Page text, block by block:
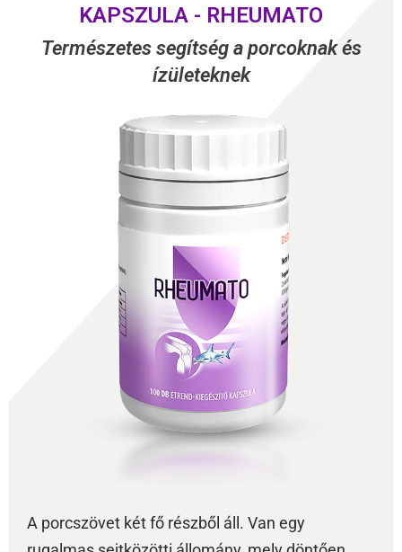
KAPSZULA - RHEUMATO
Természetes segítség a porcoknak és
ízületeknek
A porcszövet két fő részből áll. Van egy